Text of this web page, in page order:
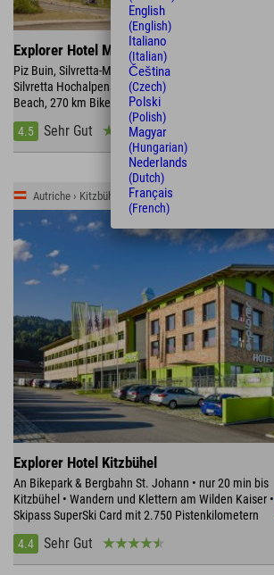
Explorer Hotel Montafon
Piz Buin, Silvretta-Montafon mit 300 km Skipiste •
Silvretta Hochalpenstraße • direkt am Mountain
Beach, 270 km Bikestrecke
4.5
Sehr Gut
Autriche › Kitzbühler Alpen › St. Johann
Explorer Hotel Kitzbühel
An Bikepark & Bergbahn St. Johann • nur 20 min bis
Kitzbühel • Wandern und Klettern am Wilden Kaiser •
Skipass SuperSki Card mit 2.750 Pistenkilometern
4.4
Sehr Gut
English
(English)
Italiano
(Italian)
Čeština
(Czech)
Polski
(Polish)
Magyar
(Hungarian)
Nederlands
(Dutch)
Français
(French)